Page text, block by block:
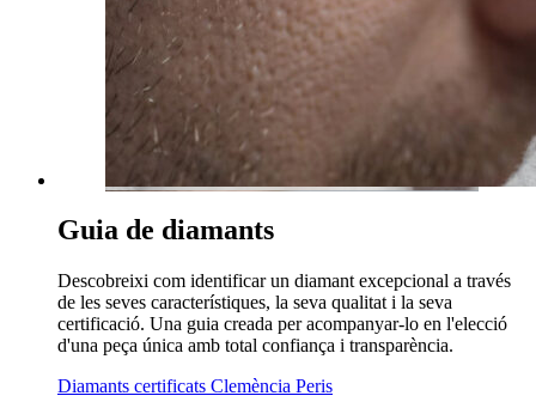
Guia de diamants
Descobreixi com identificar un diamant excepcional a través
de les seves característiques, la seva qualitat i la seva
certificació. Una guia creada per acompanyar-lo en l'elecció
d'una peça única amb total confiança i transparència.
Diamants certificats Clemència Peris